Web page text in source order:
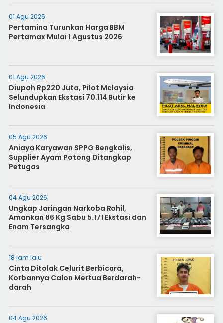
01 Agu 2026
Pertamina Turunkan Harga BBM
Pertamax Mulai 1 Agustus 2026
01 Agu 2026
Diupah Rp220 Juta, Pilot Malaysia
Selundupkan Ekstasi 70.114 Butir ke
Indonesia
05 Agu 2026
Aniaya Karyawan SPPG Bengkalis,
Supplier Ayam Potong Ditangkap
Petugas
04 Agu 2026
Ungkap Jaringan Narkoba Rohil,
Amankan 86 Kg Sabu 5.171 Ekstasi dan
Enam Tersangka
18 jam lalu
Cinta Ditolak Celurit Berbicara,
Korbannya Calon Mertua Berdarah-
darah
04 Agu 2026